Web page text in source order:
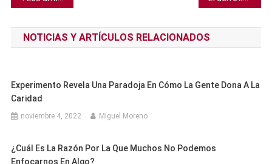
de
entradas
NOTICIAS Y ARTÍCULOS RELACIONADOS
Experimento Revela Una Paradoja En Cómo La Gente Dona A La
Caridad
noviembre 4, 2022 Miguel Moreno
¿Cuál Es La Razón Por La Que Muchos No Podemos
Enfocarnos En Algo?